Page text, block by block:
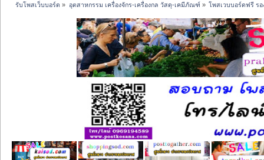
รับโพสเว็บบอร์ด » อุตสาหกรรม เครื่องจักร-เครื่องกล วัสดุ-เคมีภัณฑ์ » โพสเวบบอร์ดฟรี รอ